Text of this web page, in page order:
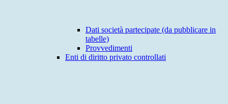
Dati società partecipate (da pubblicare in
tabelle)
Provvedimenti
Enti di diritto privato controllati